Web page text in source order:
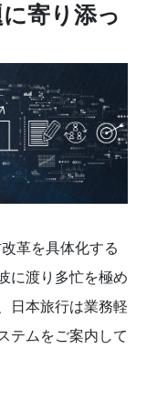
寄り添っ
革を具体化する
に渡り多忙を極め
日本旅行は業務軽
テムをご案内して